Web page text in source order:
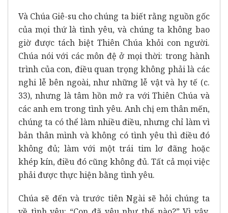
Và Chúa Giê-su cho chúng ta biết rằng nguồn gốc
của mọi thứ là tình yêu, và chúng ta không bao
giờ được tách biệt Thiên Chúa khỏi con người.
Chúa nói với các môn đệ ở mọi thời: trong hành
trình của con, điều quan trọng không phải là các
nghi lễ bên ngoài, như những lễ vật và hy tế (c.
33), nhưng là tâm hồn mở ra với Thiên Chúa và
các anh em trong tình yêu. Anh chị em thân mến,
chúng ta có thể làm nhiều điều, nhưng chỉ làm vì
bản thân mình và không có tình yêu thì điều đó
không đủ; làm với một trái tim lơ đãng hoặc
khép kín, điều đó cũng không đủ. Tất cả mọi việc
phải được thực hiện bằng tình yêu.
Chúa sẽ đến và trước tiên Ngài sẽ hỏi chúng ta